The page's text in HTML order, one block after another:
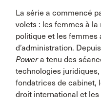
La série a commencé
volets : les femmes à
politique et les femmes
d’administration.
Powera tenu des
technologies
fondatrices de cabinet,
droit international et